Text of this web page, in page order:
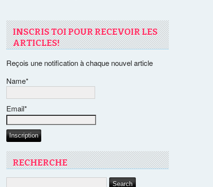
INSCRIS TOI POUR RECEVOIR LES
ARTICLES!
Reçois une notification à chaque nouvel article
Name*
Email*
RECHERCHE